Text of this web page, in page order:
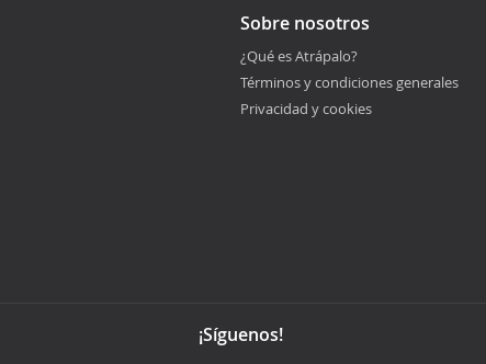
Sobre nosotros
¿Qué es Atrápalo?
Términos y condiciones generales
Privacidad y cookies
¡Síguenos!